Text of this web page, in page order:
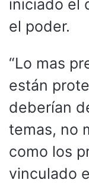
iniciado el
el poder.
“Lo mas
están
deberían
temas, no
como los
vinculado